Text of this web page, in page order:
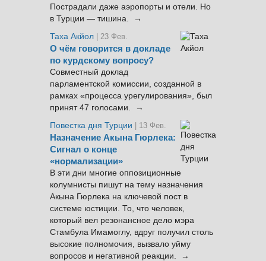
Пострадали даже аэропорты и отели. Но
в Турции — тишина. →
Таха Акйол | 23 Фев.
О чём говорится в докладе
по курдскому вопросу?
Совместный доклад
парламентской комиссии, созданной в
рамках «процесса урегулирования», был
принят 47 голосами. →
Повестка дня Турции
| 13 Фев.
Назначение Акына Гюрлека:
Сигнал о конце
«нормализации»
В эти дни многие оппозиционные
колумнисты пишут на тему назначения
Акына Гюрлека на ключевой пост в
системе юстиции. То, что человек,
который вел резонансное дело мэра
Стамбула Имамоглу, вдруг получил столь
высокие полномочия, вызвало уйму
вопросов и негативной реакции. →